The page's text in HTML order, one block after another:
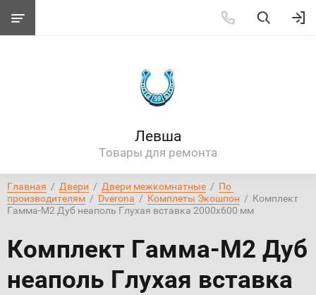
Левша
Товары для ремонта
Главная
  /
Двери
  /
Двери межкомнатные
  /
По
производителям
  /
Dverona
  /
Комплеты Экошпон
  /  Комплект
Гамма-М2 Дуб неаполь Глухая вставка 2000х600 мм
Комплект Гамма-М2 Дуб
неаполь Глухая вставка